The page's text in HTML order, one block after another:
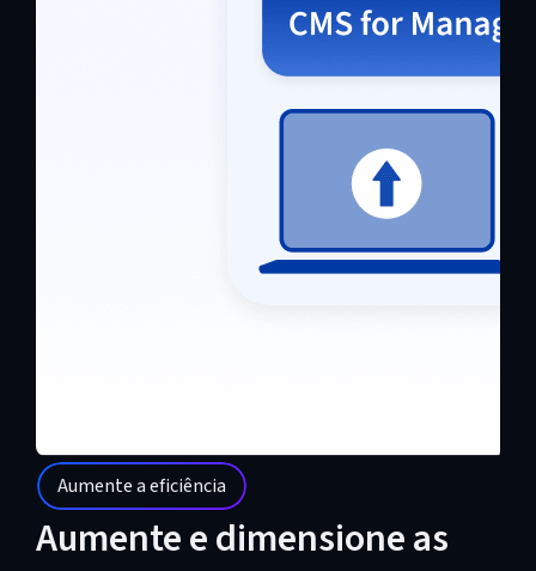
Aumente a eficiência
Aumente e dimensione as